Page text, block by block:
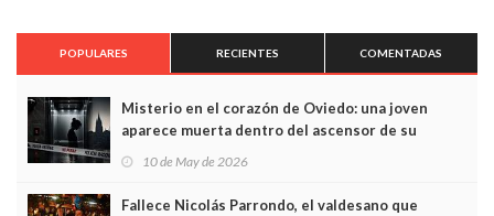
POPULARES RECIENTES COMENTADAS
Misterio en el corazón de Oviedo: una joven
aparece muerta dentro del ascensor de su
edificio y las cámaras captan sus últimos minutos
10 de May de 2026
Fallece Nicolás Parrondo, el valdesano que